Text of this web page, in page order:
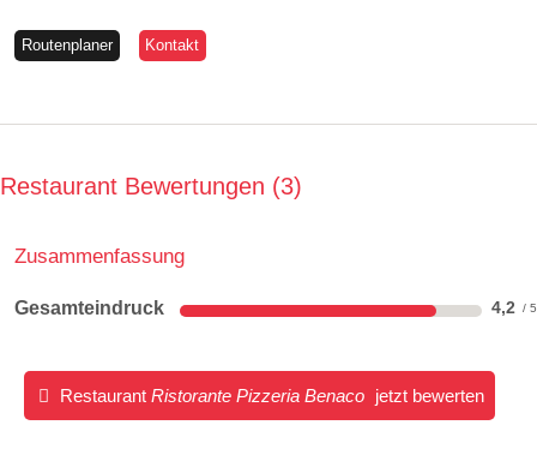
Routenplaner Kontakt
Restaurant Bewertungen 3
Zusammenfassung
Gesamteindruck 4,2
Restaurant Ristorante Pizzeria Benaco jetzt bewerten